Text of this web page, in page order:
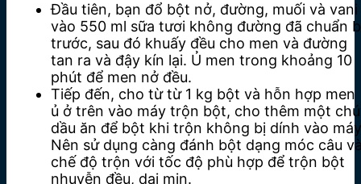
Đầu tiên, bạn đổ bột nở, đường, muối và vani
vào 550 ml sữa tươi không đường đã chuẩn
trước, sau đó khuấy đều cho men và đường
tan ra và đậy kín lại. Ủ men trong khoảng 10
phút để men nở đều.
Tiếp đến, cho từ từ 1 kg bột và hỗn hợp men
ủ ở trên vào máy trộn bột, cho thêm một
dầu ăn để bột khi trộn không bị dính vào
Nên sử dụng càng đánh bột dạng móc câu
chế độ trộn với tốc độ phù hợp để trộn bột
nhuyễn đều, dai mịn.